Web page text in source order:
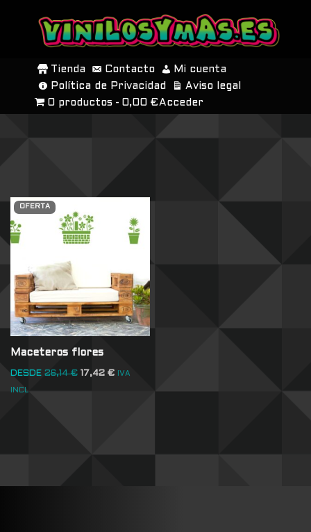
SALTAR
CONTENIDO
Tienda Contacto
Mi cuenta
Política de Privacidad
Aviso legal
0 productos
0,00 € Acceder
OFERTA
Maceteros flores
DESDE 26,14€ 17,42 € IVA
INCL